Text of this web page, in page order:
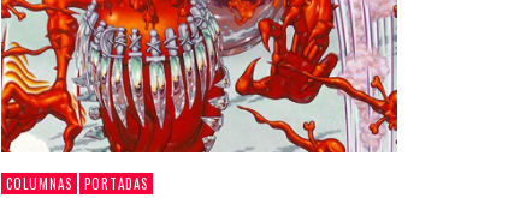
COLUMNAS PORTADAS